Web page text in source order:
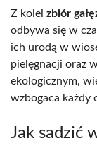
Z kolei zbiór
odbywa się w
ich urodą w
pielęgnacji oraz
ekologicznym,
wzbogaca każdy
Jak sadzić